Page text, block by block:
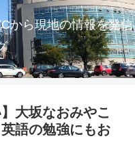
から現地の情報を発信
大坂なおみやこ
語の勉強にもお